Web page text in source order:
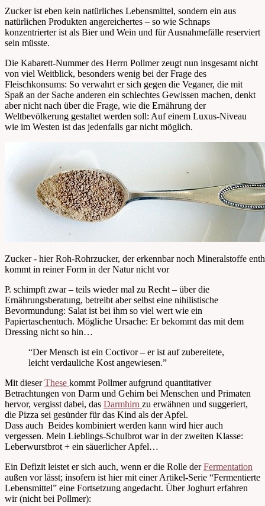
Zucker ist eben kein natürliches Lebensmittel, sondern ein aus
natürlichen Produkten angereichertes – so wie Schnaps
konzentrierter ist als Bier und Wein und für Ausnahmefälle reserviert
sein müsste.
Die Kabarett-Nummer des Herrn Pollmer zeugt nun insgesamt nicht
von viel Weitblick, besonders wenig bei der Frage des
Fleischkonsums: So verwahrt er sich gegen die Veganer, die mit
Spaß an der Sache anderen ein schlechtes Gewissen machen, denkt
aber nicht nach über die Frage, wie die Ernährung der
Weltbevölkerung gestaltet werden soll: Auf einem Luxus-Niveau
wie im Westen ist das jedenfalls gar nicht möglich.
Zucker - hier Roh-Rohrzucker, der erkennbar noch Mineralstoffe
kommt in reiner Form in der Natur nicht vor
P. schimpft zwar – teils wieder mal zu Recht – über die
Ernährungsberatung, betreibt aber selbst eine nihilistische
Bevormundung: Salat ist bei ihm so viel wert wie ein
Papiertaschentuch. Mögliche Ursache: Er bekommt das mit dem
Dressing nicht so hin…
“Der Mensch ist ein Coctivor – er ist auf zubereitete,
leicht verdauliche Kost angewiesen.”
Mit dieserThese kommt Pollmer aufgrund quantitativer
Betrachtungen von Darm und Gehirn bei Menschen und Primaten
hervor, vergisst dabei, das Darmhirn zu erwähnen und suggeriert,
die Pizza sei gesünder für das Kind als der Apfel.
Dass auch Beides kombiniert werden kann wird hier auch
vergessen. Mein Lieblings-Schulbrot war in der zweiten Klasse:
Leberwurstbrot + ein säuerlicher Apfel…
Ein Defizit leistet er sich auch, wenn er die Rolle derFermentation
außen vor lässt; insofern ist hier mit einer Artikel-Serie “Fermentierte
Lebensmittel” eine Fortsetzung angedacht. Über Joghurt erfahren
wir (nicht bei Pollmer):